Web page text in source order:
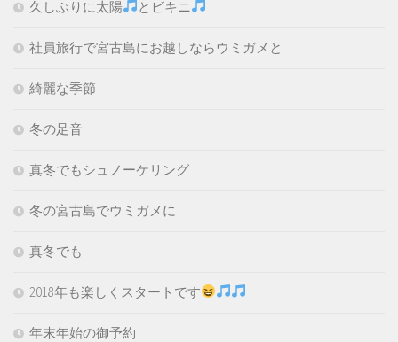
久しぶりに太陽 とビキニ
社員旅行で宮古島にお越しならウミガメと
綺麗な季節
冬の足音
真冬でもシュノーケリング
冬の宮古島でウミガメに
真冬でも
2018年も楽しくスタートです
年末年始の御予約